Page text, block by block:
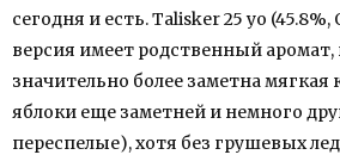
сегодня и есть. Talisker 25 yo (45.8%,
версия имеет родственный
значительно более заметна мягкая
яблоки еще заметней и немного
переспелые), хотя без грушевых